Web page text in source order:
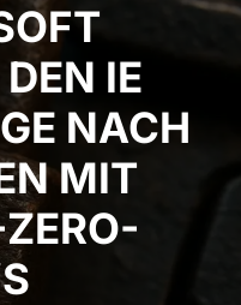
IE
NACH
MIT